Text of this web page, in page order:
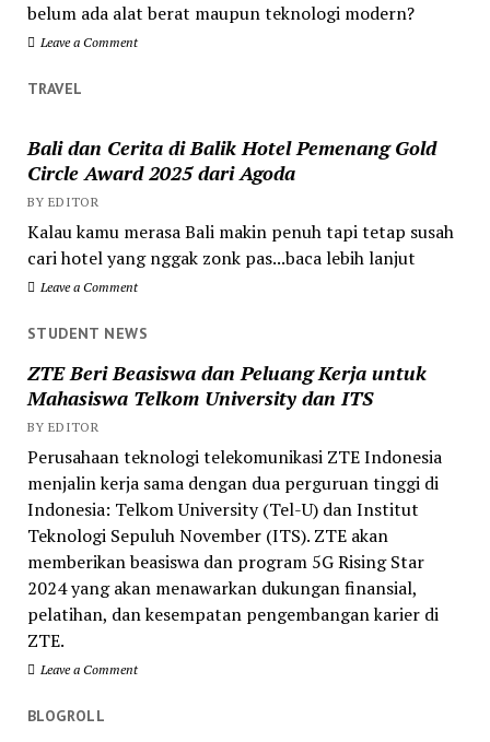
belum ada alat berat maupun teknologi modern?
Leave a Comment
TRAVEL
Bali dan Cerita di Balik Hotel Pemenang Gold
Circle Award 2025 dari Agoda
BY EDITOR
Kalau kamu merasa Bali makin penuh tapi tetap susah
cari hotel yang nggak zonk pas...baca lebih lanjut
Leave a Comment
STUDENT NEWS
ZTE Beri Beasiswa dan Peluang Kerja untuk
Mahasiswa Telkom University dan ITS
BY EDITOR
Perusahaan teknologi telekomunikasi ZTE Indonesia
menjalin kerja sama dengan dua perguruan tinggi di
Indonesia: Telkom University (Tel-U) dan Institut
Teknologi Sepuluh November (ITS). ZTE akan
memberikan beasiswa dan program 5G Rising Star
2024 yang akan menawarkan dukungan finansial,
pelatihan, dan kesempatan pengembangan karier di
ZTE.
Leave a Comment
BLOGROLL